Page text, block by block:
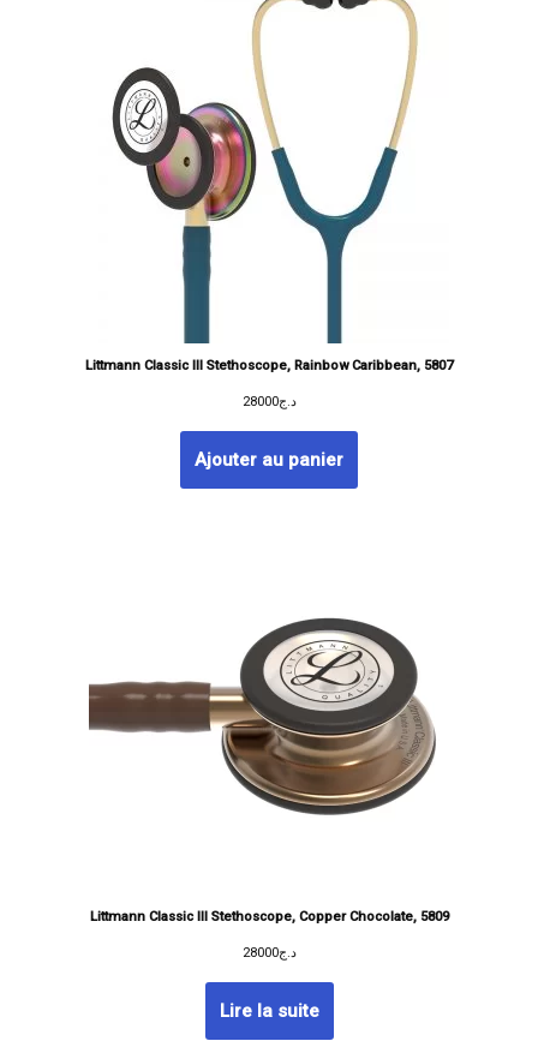
Littmann Classic III Stethoscope, Rainbow Caribbean, 5807
د.ج28000
Ajouter au panier
Littmann Classic III Stethoscope, Copper Chocolate, 5809
د.ج28000
Lire la suite